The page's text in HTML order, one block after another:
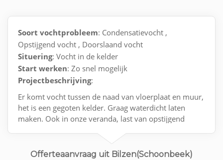
Soort vochtprobleem: Condensatievocht ,
Opstijgend vocht , Doorslaand vocht
Situering: Vocht in de kelder
Start werken: Zo snel mogelijk
Projectbeschrijving:
Er komt vocht tussen de naad van vloerplaat en muur,
het is een gegoten kelder. Graag waterdicht laten
maken. Ook in onze veranda, last van opstijgend
Offerteaanvraag uit Bilzen(Schoonbeek)